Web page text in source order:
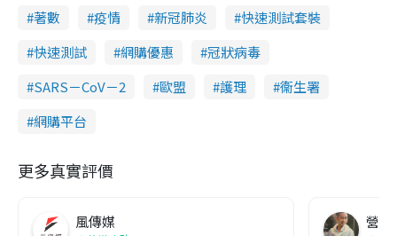
著數 疫情 新冠肺炎
快速測試套裝
快速測試
網購優惠
冠狀病毒
SARS－CoV－2
歐盟 護理
衞生署
網購平台
更多真實評價
風傳媒 營養